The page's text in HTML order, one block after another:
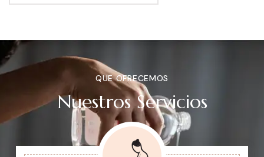
QUE OFRECEMOS
Nuestros Servicios